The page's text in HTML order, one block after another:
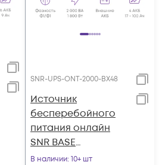
SNR-UPS-ONT-2000-BX48
Источник
бесперебойного
питания онлайн
SNR BASE
2000ВА/1800Вт, 1ф:1ф,
В наличии: 10+ шт